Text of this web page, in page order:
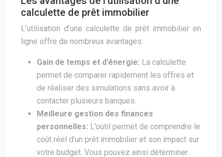
calculette de prêt immobilier
L’utilisation d’une calculette de prêt immobilier en
ligne offre de nombreux avantages:
Gain de temps et d’énergie: La calculette
permet de comparer rapidement les offres et
de réaliser des simulations sans avoir à
contacter plusieurs banques.
Meilleure gestion des finances
personnelles: L’outil permet de comprendre le
coût réel d’un prêt immobilier et son impact sur
votre budget. Vous pouvez ainsi déterminer